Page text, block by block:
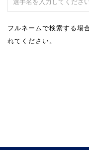
フルネームで検索する場
れてください。